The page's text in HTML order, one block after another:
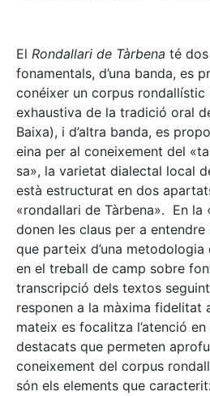
El Rondallari de Tàrbena té
fonamentals, d’una banda, es
conéixer un corpus rondallístic
exhaustiva de la tradició oral
Baixa), i d’altra banda, es
eina per al coneixement del
sa», la varietat dialectal local
està estructurat en dos
«rondallari de Tàrbena». En la
donen les claus per a
que parteix d’una metodologia
en el treball de camp sobre
transcripció dels textos
responen a la màxima fidelitat
mateix es focalitza l’atenció
destacats que permeten
coneixement del corpus
són els elements que